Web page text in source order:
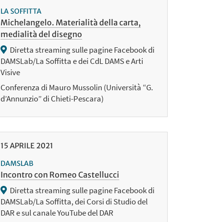
LA SOFFITTA
Michelangelo. Materialità della carta,
medialità del disegno
Diretta streaming sulle pagine Facebook di
DAMSLab/La Soffitta e dei CdL DAMS e Arti
Visive
Conferenza di Mauro Mussolin (Università “G.
d’Annunzio” di Chieti-Pescara)
15 APRILE 2021
DAMSLAB
Incontro con Romeo Castellucci
Diretta streaming sulle pagine Facebook di
DAMSLab/La Soffitta, dei Corsi di Studio del
DAR e sul canale YouTube del DAR